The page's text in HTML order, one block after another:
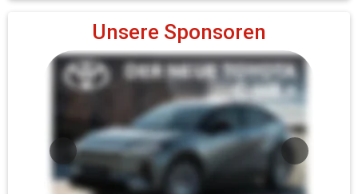
Unsere Sponsoren